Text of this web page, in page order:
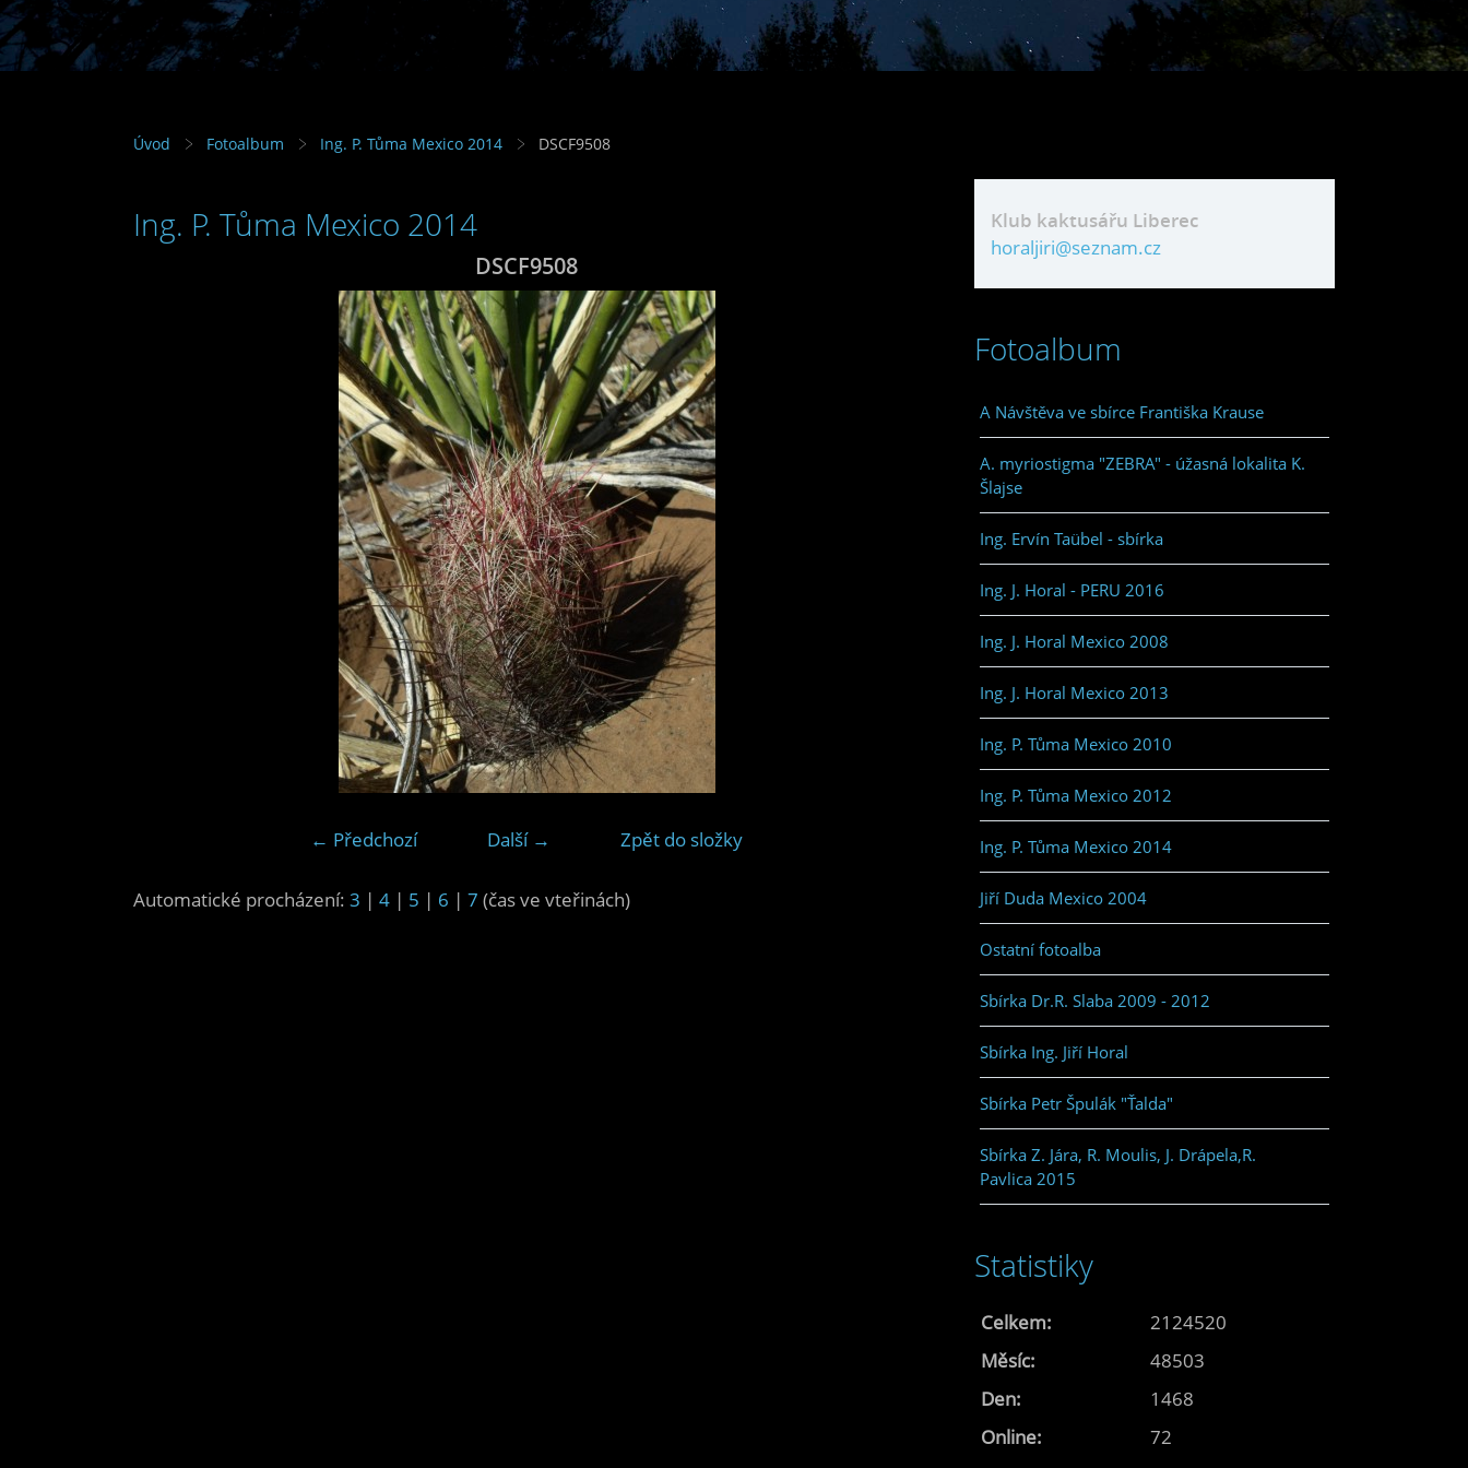
Úvod Fotoalbum Ing. P. Tůma Mexico 2014 DSCF9508
Ing. P. Tůma Mexico 2014
DSCF9508
← Předchozí Další → Zpět do složky
Automatické procházení: 3 | 4 | 5 | 6 | 7 (čas ve vteřinách)
Klub kaktusářu Liberec
horaljiri@seznam.cz
Fotoalbum
A Návštěva ve sbírce Františka Krause
A. myriostigma "ZEBRA" - úžasná lokalita K.
Šlajse
Ing. Ervín Taübel - sbírka
Ing. J. Horal - PERU 2016
Ing. J. Horal Mexico 2008
Ing. J. Horal Mexico 2013
Ing. P. Tůma Mexico 2010
Ing. P. Tůma Mexico 2012
Ing. P. Tůma Mexico 2014
Jiří Duda Mexico 2004
Ostatní fotoalba
Sbírka Dr.R. Slaba 2009 - 2012
Sbírka Ing. Jiří Horal
Sbírka Petr Špulák "Ťalda"
Sbírka Z. Jára, R. Moulis, J. Drápela,R.
Pavlica 2015
Statistiky
Online: 72
Celkem:
2124520
Měsíc:
48503
Den:
1468